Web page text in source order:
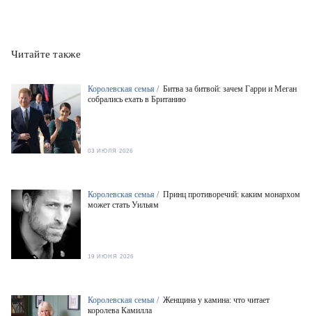
Читайте также
Королевская семья / Битва за битвой: зачем Гарри и Меган
собрались ехать в Британию
03 ИЮЛЯ 2026
Королевская семья / Принц противоречий: каким монархом
может стать Уильям
19 ИЮНЯ 2026
Королевская семья / Женщина у камина: что читает
королева Камилла